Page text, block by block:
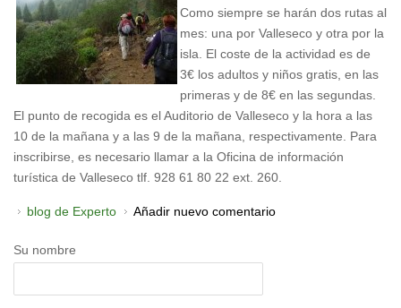
Como siempre se harán dos rutas al
mes: una por Valleseco y otra por la
isla. El coste de la actividad es de
3€ los adultos y niños gratis, en las
primeras y de 8€ en las segundas.
El punto de recogida es el Auditorio de Valleseco y la hora a las
10 de la mañana y a las 9 de la mañana, respectivamente. Para
inscribirse, es necesario llamar a la Oficina de información
turística de Valleseco tlf. 928 61 80 22 ext. 260.
blog de Experto Añadir nuevo comentario
Su nombre